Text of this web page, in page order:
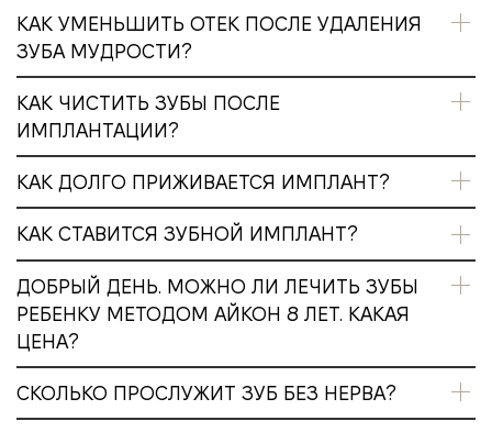
КАК УМЕНЬШИТЬ ОТЕК ПОСЛЕ УДАЛЕНИЯ
ЗУБА МУДРОСТИ?
КАК ЧИСТИТЬ ЗУБЫ ПОСЛЕ
ИМПЛАНТАЦИИ?
КАК ДОЛГО ПРИЖИВАЕТСЯ ИМПЛАНТ?
КАК СТАВИТСЯ ЗУБНОЙ ИМПЛАНТ?
ДОБРЫЙ ДЕНЬ. МОЖНО ЛИ ЛЕЧИТЬ ЗУБЫ
РЕБЕНКУ МЕТОДОМ АЙКОН 8 ЛЕТ. КАКАЯ
ЦЕНА?
СКОЛЬКО ПРОСЛУЖИТ ЗУБ БЕЗ НЕРВА?